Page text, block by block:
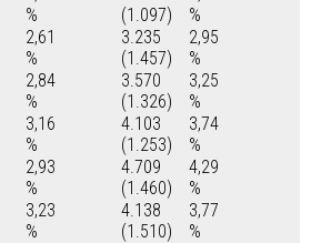
%
(1.097)
%
2,61
%
3.235
(1.457)
2,95
%
2,84
%
3.570
(1.326)
3,25
%
3,16
%
4.103
(1.253)
3,74
%
2,93
%
4.709
(1.460)
4,29
%
3,23
%
4.138
(1.510)
3,77
%